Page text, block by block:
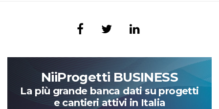
NiiProgetti BUSINESS
La più grande banca dati su progetti
e cantieri attivi in Italia